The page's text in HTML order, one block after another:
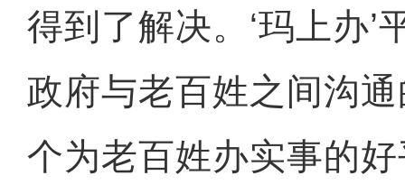
得到了解决。‘玛上办’
政府与老百姓之间沟
个为老百姓办实事的好